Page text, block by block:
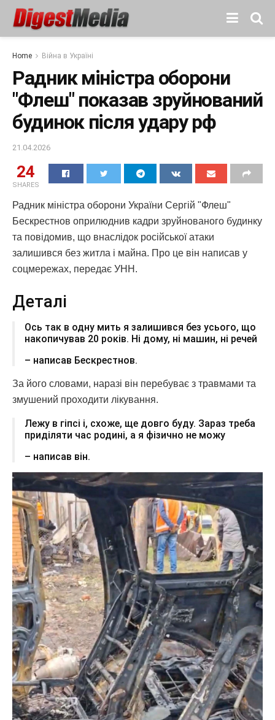
Home Війна в Україні
Радник міністра оборони
"Флеш" показав зруйнований
будинок після удару рф
21.04.2026
24
SHARES
Радник міністра оборони України Сергій "Флеш"
Бескрестнов оприлюднив кадри зруйнованого будинку
та повідомив, що внаслідок російської атаки
залишився без житла і майна. Про це він написав у
соцмережах, передає УНН.
Деталі
Ось так в одну мить я залишився без усього, що
накопичував 20 років. Ні дому, ні машин, ні речей
– написав Бескрестнов.
За його словами, наразі він перебуває з травмами та
змушений проходити лікування.
Лежу в гіпсі і, схоже, ще довго буду. Зараз треба
приділяти час родині, а я фізично не можу
– написав він.